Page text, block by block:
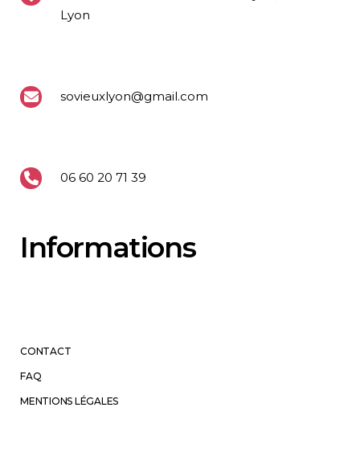
Lyon
sovieuxlyon@gmail.com
06 60 20 71 39
Informations
CONTACT
FAQ
MENTIONS LÉGALES